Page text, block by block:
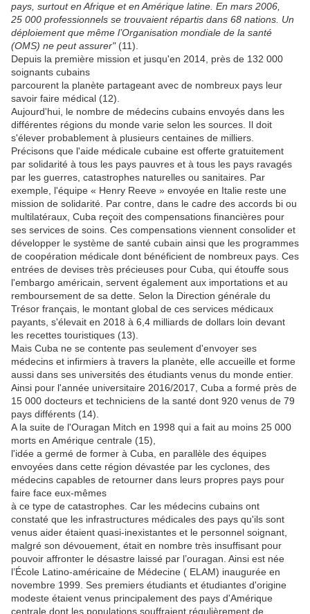
pays, surtout en Afrique et en Amérique latine. En mars 2006,
25 000 professionnels se trouvaient répartis dans 68 nations. Un
déploiement que même l’Organisation mondiale de la santé
(OMS) ne peut assurer" (11).
Depuis la première mission et jusqu'en 2014, près de 132 000
soignants cubains
parcourent la planète partageant avec de nombreux pays leur
savoir faire médical (12).
Aujourd'hui, le nombre de médecins cubains envoyés dans les
différentes régions du monde varie selon les sources. Il doit
s'élever probablement à plusieurs centaines de milliers.
Précisons que l'aide médicale cubaine est offerte gratuitement
par solidarité à tous les pays pauvres et à tous les pays ravagés
par les guerres, catastrophes naturelles ou sanitaires. Par
exemple, l'équipe « Henry Reeve » envoyée en Italie reste une
mission de solidarité. Par contre, dans le cadre des accords bi ou
multilatéraux, Cuba reçoit des compensations financières pour
ses services de soins. Ces compensations viennent consolider et
développer le système de santé cubain ainsi que les programmes
de coopération médicale dont bénéficient de nombreux pays. Ces
entrées de devises très précieuses pour Cuba, qui étouffe sous
l'embargo américain, servent également aux importations et au
remboursement de sa dette. Selon la Direction générale du
Trésor français, le montant global de ces services médicaux
payants, s'élevait en 2018 à 6,4 milliards de dollars loin devant
les recettes touristiques (13).
Mais Cuba ne se contente pas seulement d'envoyer ses
médecins et infirmiers à travers la planète, elle accueille et forme
aussi dans ses universités des étudiants venus du monde entier.
Ainsi pour l'année universitaire 2016/2017, Cuba a formé près de
15 000 docteurs et techniciens de la santé dont 920 venus de 79
pays différents (14).
A la suite de l'Ouragan Mitch en 1998 qui a fait au moins 25 000
morts en Amérique centrale (15),
l'idée a germé de former à Cuba, en parallèle des équipes
envoyées dans cette région dévastée par les cyclones, des
médecins capables de retourner dans leurs propres pays pour
faire face eux-mêmes
à ce type de catastrophes. Car les médecins cubains ont
constaté que les infrastructures médicales des pays qu'ils sont
venus aider étaient quasi-inexistantes et le personnel soignant,
malgré son dévouement, était en nombre très insuffisant pour
pouvoir affronter le désastre laissé par l’ouragan. Ainsi est née
l’École Latino-américaine de Médecine ( ELAM) inaugurée en
novembre 1999. Ses premiers étudiants et étudiantes d'origine
modeste étaient venus principalement des pays d'Amérique
centrale dont les populations souffraient régulièrement de